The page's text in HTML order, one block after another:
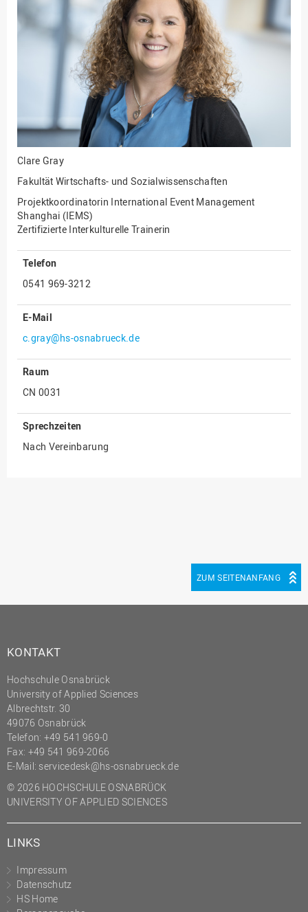
Ingenieurwissenschaften
und Informatik
Fakultät Management,
Kultur und Technik
Fakultät Wirtschafts- und
Sozialwissenschaften
Finanzen
Forschung, Kooperation,
Drittmittel
Gebäude und Technik
Gesellschaftliches
Engagement
Gleichstellungsbüro
Hochschulleitung
Hochschulplanung/-
Innenrevision
Institut für Musik
IT Service Center
Kommunikation und
Marketing
LearningCenter
Nachhaltigkeit
Projektmanagement Office
Science to Business GmbH
Studierendensekretariat
Studium und Lehre
Transfer- und
Innovationsmanagement
Clare Gray
Fakultät Wirtschafts- und Sozialwissenschaften
Projektkoordinatorin International Event Management
Shanghai (IEMS)
Zertifizierte Interkulturelle Trainerin
Telefon
0541 969-3212
E-Mail
c.gray@hs-osnabrueck.de
Raum
CN 0031
Sprechzeiten
Nach Vereinbarung
ZUM SEITENANFANG
KONTAKT
Hochschule Osnabrück
University of Applied Sciences
Albrechtstr. 30
49076 Osnabrück
Telefon: +49 541 969-0
Fax: +49 541 969-2066
E-Mail: servicedesk@hs-osnabrueck.de
© 2026 HOCHSCHULE OSNABRÜCK
UNIVERSITY OF APPLIED SCIENCES
LINKS
Impressum
Datenschutz
HS Home